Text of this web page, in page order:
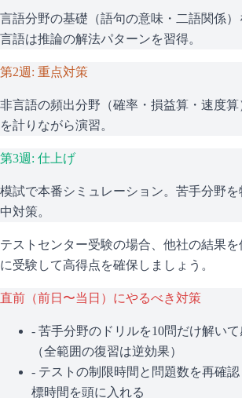
言語分野の基礎（語句の意味・二語関係
言語は推論の解法パターンを習得。
第2週: 重点対策
非言語の頻出分野（確率・損益算・速度
を計りながら演習。
第3週: 仕上げ
模試で本番シミュレーション。苦手分野
中対策。
テストセンター受験の場合、他社の結果
に受験して高得点を確保しましょう。
直前（前日〜当日）にやるべき対策
- 苦手分野のドリルを10問だけ解い
（全範囲の復習は逆効果）
- テストの制限時間と問題数を再確認
標時間を頭に入れる